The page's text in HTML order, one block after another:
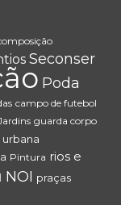
Seconser
Poda
campo de futebol
guarda corpo
Pintura rios e
NOI praças